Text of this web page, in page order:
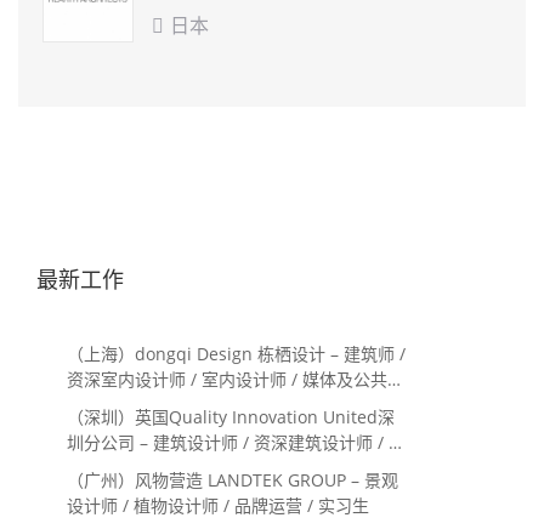
 日本
最新工作
（上海）dongqi Design 栋栖设计 – 建筑师 /
资深室内设计师 / 室内设计师 / 媒体及公共关
系主管 / 设计实习生（常年招聘）
（深圳）英国Quality Innovation United深
圳分公司 – 建筑设计师 / 资深建筑设计师 / 室
内设计师 / 设计实习生
（广州）风物营造 LANDTEK GROUP – 景观
设计师 / 植物设计师 / 品牌运营 / 实习生